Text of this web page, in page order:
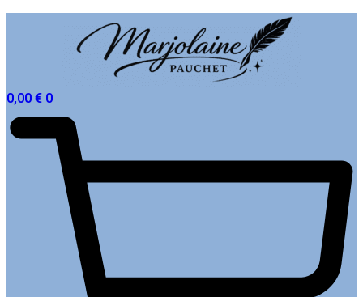
0,00 € 0